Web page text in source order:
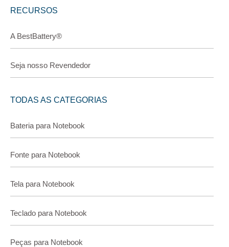
RECURSOS
A BestBattery®
Seja nosso Revendedor
TODAS AS CATEGORIAS
Bateria para Notebook
Fonte para Notebook
Tela para Notebook
Teclado para Notebook
Peças para Notebook